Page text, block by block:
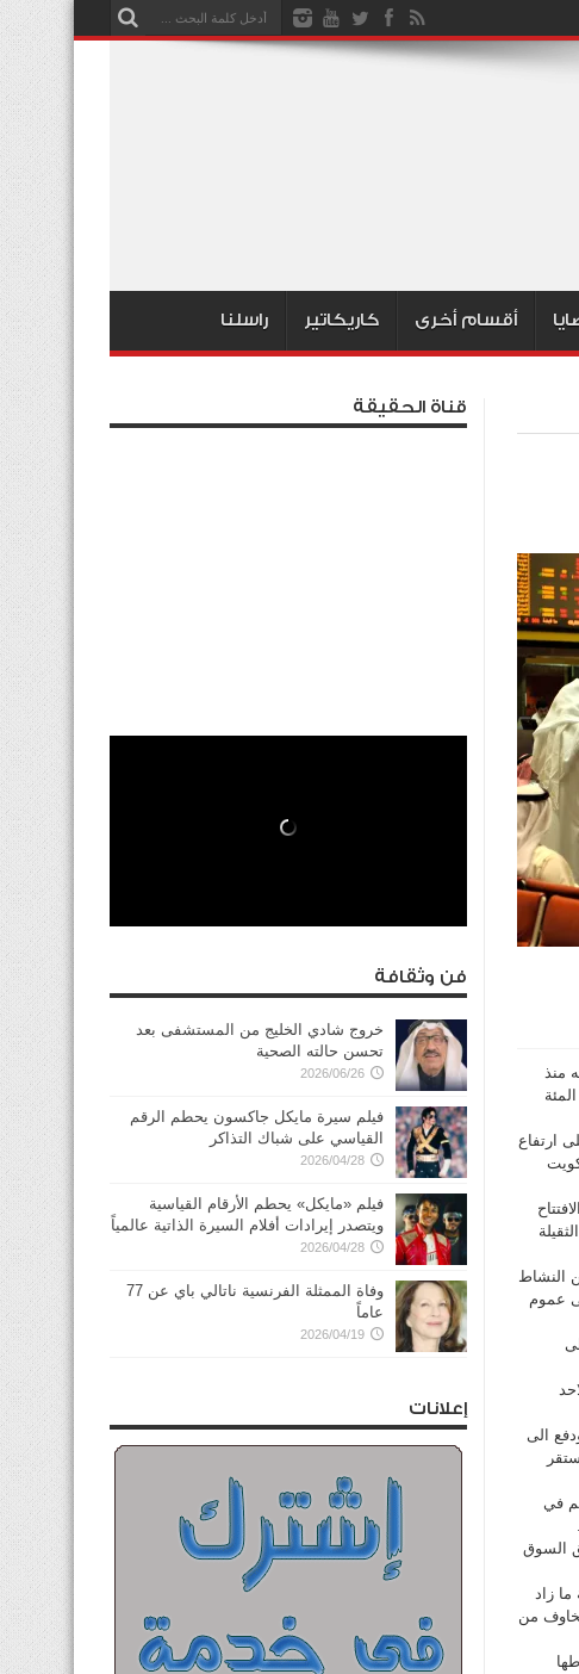
أقسام أخرى كاريكاتير راسلنا
منذ
إثر خسائر حادة في جلسة الافتتاح افقدته 35ر3 في المئة
ارتفاع
نقطة للوزني و 41ر0 نقطة ل(كويت
في جلسة الافتتاح
الثقيلة
النشاط
عموم
الى
في
السوق
زاد
من
قناة الحقيقة
فن وثقافة
خروج شادي الخليج من المستشفى بعد
تحسن حالته الصحية
2026/06/26
فيلم سيرة مايكل جاكسون يحطم الرقم
القياسي على شباك التذاكر
2026/04/28
فيلم «مايكل» يحطم الأرقام القياسية
ويتصدر إيرادات أفلام السيرة الذاتية عالمياً
2026/04/28
وفاة الممثلة الفرنسية ناتالي باي عن 77
عاماً
2026/04/19
إعلانات